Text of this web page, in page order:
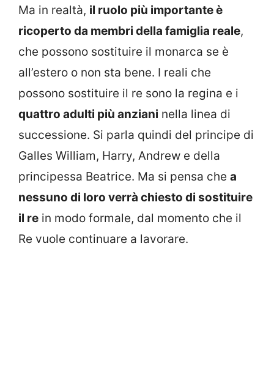
Ma in realtà, il ruolo più importante è
ricoperto da membri della famiglia reale,
che possono sostituire il monarca se è
all’estero o non sta bene. I reali che
possono sostituire il re sono la regina e i
quattro adulti più anziani nella linea di
successione. Si parla quindi del principe di
Galles William, Harry, Andrew e della
principessa Beatrice. Ma si pensa che a
nessuno di loro verrà chiesto di sostituire
il re in modo formale, dal momento che il
Re vuole continuare a lavorare.